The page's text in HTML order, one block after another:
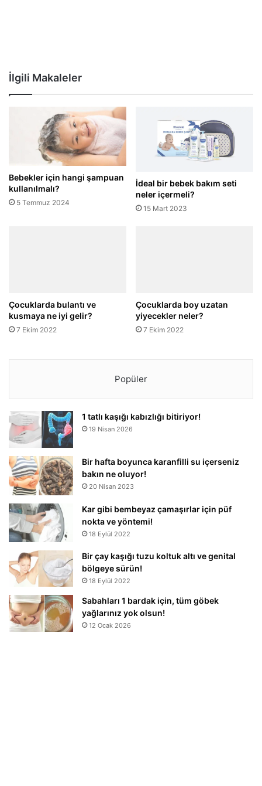
İlgili Makaleler
Bebekler için hangi şampuan
kullanılmalı?
5 Temmuz 2024
İdeal bir bebek bakım seti
neler içermeli?
15 Mart 2023
Çocuklarda bulantı ve
kusmaya ne iyi gelir?
7 Ekim 2022
Çocuklarda boy uzatan
yiyecekler neler?
7 Ekim 2022
Popüler
1 tatlı kaşığı kabızlığı bitiriyor!
19 Nisan 2026
Bir hafta boyunca karanfilli su içerseniz
bakın ne oluyor!
20 Nisan 2023
Kar gibi bembeyaz çamaşırlar için püf
nokta ve yöntemi!
18 Eylül 2022
Bir çay kaşığı tuzu koltuk altı ve genital
bölgeye sürün!
18 Eylül 2022
Sabahları 1 bardak için, tüm göbek
yağlarınız yok olsun!
12 Ocak 2026